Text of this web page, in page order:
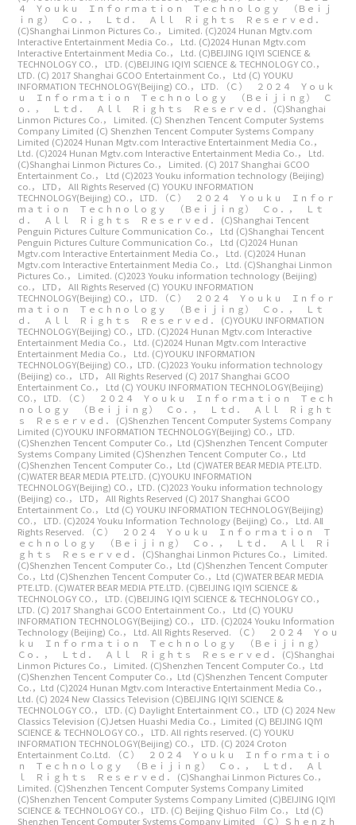
４ Ｙｏｕｋｕ Ｉｎｆｏｒｍａｔｉｏｎ Ｔｅｃｈｎｏｌｏｇｙ （Ｂｅｉｊ
ｉｎｇ） Ｃｏ．， Ｌｔｄ． Ａｌｌ Ｒｉｇｈｔｓ Ｒｅｓｅｒｖｅｄ．
(C)Shanghai Linmon Pictures Co.， Limited. (C)2024 Hunan Mgtv.com
Interactive Entertainment Media Co.， Ltd. (C)2024 Hunan Mgtv.com
Interactive Entertainment Media Co.， Ltd. (C)BEIJING IQIYI SCIENCE &
TECHNOLOGY CO.， LTD. (C)BEIJING IQIYI SCIENCE & TECHNOLOGY CO.，
LTD. (C) 2017 Shanghai GCOO Entertainment Co.， Ltd (C) YOUKU
INFORMATION TECHNOLOGY(Beijing) CO.， LTD.
（Ｃ） ２０２４ Ｙｏｕｋ
ｕ Ｉｎｆｏｒｍａｔｉｏｎ Ｔｅｃｈｎｏｌｏｇｙ （Ｂｅｉｊｉｎｇ） Ｃ
ｏ．， Ｌｔｄ． Ａｌｌ Ｒｉｇｈｔｓ Ｒｅｓｅｒｖｅｄ． (C)Shanghai
Linmon Pictures Co.， Limited. (C) Shenzhen Tencent Computer Systems
Company Limited (C) Shenzhen Tencent Computer Systems Company
Limited (C)2024 Hunan Mgtv.com Interactive Entertainment Media Co.，
Ltd. (C)2024 Hunan Mgtv.com Interactive Entertainment Media Co.， Ltd.
(C)Shanghai Linmon Pictures Co.， Limited. (C) 2017 Shanghai GCOO
Entertainment Co.， Ltd (C)2023 Youku information technology (Beijing)
co.， LTD， All Rights Reserved (C) YOUKU INFORMATION
TECHNOLOGY(Beijing) CO.， LTD.
（Ｃ） ２０２４ Ｙｏｕｋｕ Ｉｎｆｏｒ
ｍａｔｉｏｎ Ｔｅｃｈｎｏｌｏｇｙ （Ｂｅｉｊｉｎｇ） Ｃｏ．， Ｌｔ
ｄ． Ａｌｌ Ｒｉｇｈｔｓ Ｒｅｓｅｒｖｅｄ． (C)Shanghai Tencent
Penguin Pictures Culture Communication Co.， Ltd (C)Shanghai Tencent
Penguin Pictures Culture Communication Co.， Ltd (C)2024 Hunan
Mgtv.com Interactive Entertainment Media Co.， Ltd. (C)2024 Hunan
Mgtv.com Interactive Entertainment Media Co.， Ltd. (C)Shanghai Linmon
Pictures Co.， Limited. (C)2023 Youku information technology (Beijing)
co.， LTD， All Rights Reserved (C) YOUKU INFORMATION
TECHNOLOGY(Beijing) CO.， LTD.
（Ｃ） ２０２４ Ｙｏｕｋｕ Ｉｎｆｏｒ
ｍａｔｉｏｎ Ｔｅｃｈｎｏｌｏｇｙ （Ｂｅｉｊｉｎｇ） Ｃｏ．， Ｌｔ
ｄ． Ａｌｌ Ｒｉｇｈｔｓ Ｒｅｓｅｒｖｅｄ． (C)YOUKU INFORMATION
TECHNOLOGY(Beijing) CO.，LTD. (C)2024 Hunan Mgtv.com Interactive
Entertainment Media Co.， Ltd. (C)2024 Hunan Mgtv.com Interactive
Entertainment Media Co.， Ltd. (C)YOUKU INFORMATION
TECHNOLOGY(Beijing) CO.，LTD. (C)2023 Youku information technology
(Beijing) co.， LTD， All Rights Reserved (C) 2017 Shanghai GCOO
Entertainment Co.， Ltd (C) YOUKU INFORMATION TECHNOLOGY(Beijing)
CO.， LTD.
（Ｃ） ２０２４ Ｙｏｕｋｕ Ｉｎｆｏｒｍａｔｉｏｎ Ｔｅｃｈ
ｎｏｌｏｇｙ （Ｂｅｉｊｉｎｇ） Ｃｏ．， Ｌｔｄ． Ａｌｌ Ｒｉｇｈｔ
ｓ Ｒｅｓｅｒｖｅｄ． (C)Shenzhen Tencent Computer Systems Company
Limited (C)YOUKU INFORMATION TECHNOLOGY(Beijing) CO.，LTD.
(C)Shenzhen Tencent Computer Co.，Ltd (C)Shenzhen Tencent Computer
Systems Company Limited (C)Shenzhen Tencent Computer Co.，Ltd
(C)Shenzhen Tencent Computer Co.，Ltd (C)WATER BEAR MEDIA PTE.LTD.
(C)WATER BEAR MEDIA PTE.LTD. (C)YOUKU INFORMATION
TECHNOLOGY(Beijing) CO.，LTD. (C)2023 Youku information technology
(Beijing) co.， LTD， All Rights Reserved (C) 2017 Shanghai GCOO
Entertainment Co.， Ltd (C) YOUKU INFORMATION TECHNOLOGY(Beijing)
CO.， LTD. (C)2024 Youku Information Technology (Beijing) Co.， Ltd. All
Rights Reserved.
（Ｃ） ２０２４ Ｙｏｕｋｕ Ｉｎｆｏｒｍａｔｉｏｎ Ｔ
ｅｃｈｎｏｌｏｇｙ （Ｂｅｉｊｉｎｇ） Ｃｏ．， Ｌｔｄ． Ａｌｌ Ｒｉ
ｇｈｔｓ Ｒｅｓｅｒｖｅｄ． (C)Shanghai Linmon Pictures Co.， Limited.
(C)Shenzhen Tencent Computer Co.，Ltd (C)Shenzhen Tencent Computer
Co.，Ltd (C)Shenzhen Tencent Computer Co.，Ltd (C)WATER BEAR MEDIA
PTE.LTD. (C)WATER BEAR MEDIA PTE.LTD. (C)BEIJING IQIYI SCIENCE &
TECHNOLOGY CO.， LTD. (C)BEIJING IQIYI SCIENCE & TECHNOLOGY CO.，
LTD. (C) 2017 Shanghai GCOO Entertainment Co.， Ltd (C) YOUKU
INFORMATION TECHNOLOGY(Beijing) CO.， LTD. (C)2024 Youku Information
Technology (Beijing) Co.， Ltd. All Rights Reserved.
（Ｃ） ２０２４ Ｙｏｕ
ｋｕ Ｉｎｆｏｒｍａｔｉｏｎ Ｔｅｃｈｎｏｌｏｇｙ （Ｂｅｉｊｉｎｇ）
Ｃｏ．， Ｌｔｄ． Ａｌｌ Ｒｉｇｈｔｓ Ｒｅｓｅｒｖｅｄ． (C)Shanghai
Linmon Pictures Co.， Limited. (C)Shenzhen Tencent Computer Co.，Ltd
(C)Shenzhen Tencent Computer Co.，Ltd (C)Shenzhen Tencent Computer
Co.，Ltd (C)2024 Hunan Mgtv.com Interactive Entertainment Media Co.，
Ltd. (C) 2024 New Classics Television (C)BEIJING IQIYI SCIENCE &
TECHNOLOGY CO.， LTD. (C) Daylight Entertainment CO.，LTD (C) 2024 New
Classics Television (C)Jetsen Huashi Media Co.，Limited (C) BEIJING IQIYI
SCIENCE & TECHNOLOGY CO.， LTD. All rights reserved. (C) YOUKU
INFORMATION TECHNOLOGY(Beijing) CO.， LTD. (C) 2024 Croton
Entertainment Co.Ltd.
（Ｃ） ２０２４ Ｙｏｕｋｕ Ｉｎｆｏｒｍａｔｉｏ
ｎ Ｔｅｃｈｎｏｌｏｇｙ （Ｂｅｉｊｉｎｇ） Ｃｏ．， Ｌｔｄ． Ａｌ
ｌ Ｒｉｇｈｔｓ Ｒｅｓｅｒｖｅｄ． (C)Shanghai Linmon Pictures Co.，
Limited. (C)Shenzhen Tencent Computer Systems Company Limited
(C)Shenzhen Tencent Computer Systems Company Limited (C)BEIJING IQIYI
SCIENCE & TECHNOLOGY CO.， LTD. (C) Beijing Qishuo Film Co.， Ltd (C)
Shenzhen Tencent Computer Systems Company Limited
（Ｃ）Ｓｈｅｎｚｈ